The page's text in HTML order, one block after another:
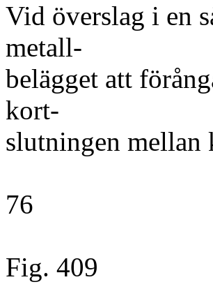
Vid överslag i en
metall-
belägget att
kort-
slutningen mellan
76
Fig. 409